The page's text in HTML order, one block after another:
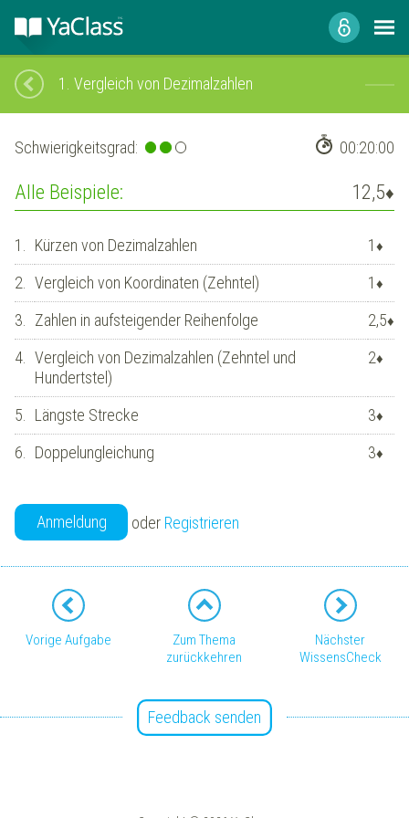
1. Vergleich von Dezimalzahlen
Schwierigkeitsgrad: 00:20:00
Alle Beispiele: 12,5♦
1. Kürzen von Dezimalzahlen 1 ♦
2. Vergleich von Koordinaten (Zehntel) 1 ♦
3. Zahlen in aufsteigender Reihenfolge 2,5♦
4.
Vergleich von Dezimalzahlen (Zehntel und
Hundertstel)
2♦
5. Längste Strecke 3♦
6. Doppelungleichung 3♦
Anmeldung oder Registrieren
Vorige Aufgabe
Zum Thema
zurückkehren
Nächster
WissensCheck
Feedback senden